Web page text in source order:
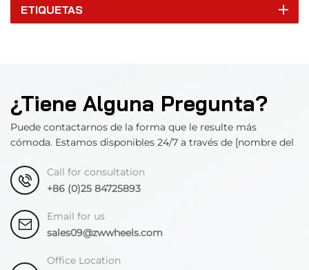
ETIQUETAS
¿Tiene Alguna Pregunta?
Puede contactarnos de la forma que le resulte más
cómoda. Estamos disponibles 24/7 a través de [nombre del
Call for consultation
+86 (0)25 84725893
Email for us
sales09@zwwheels.com
Office Location